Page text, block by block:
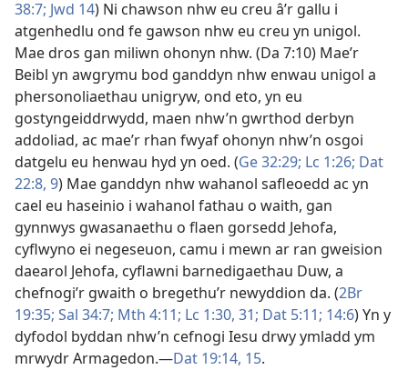
38:7; Jwd 14) Ni chawson nhw eu creu â’r gallu i
atgenhedlu ond fe gawson nhw eu creu yn unigol.
Mae dros gan miliwn ohonyn nhw. (Da 7:10) Mae’r
Beibl yn awgrymu bod ganddyn nhw enwau unigol a
phersonoliaethau unigryw, ond eto, yn eu
gostyngeiddrwydd, maen nhw’n gwrthod derbyn
addoliad, ac mae’r rhan fwyaf ohonyn nhw’n osgoi
datgelu eu henwau hyd yn oed. (Ge 32:29; Lc 1:26; Dat
22:8, 9) Mae ganddyn nhw wahanol safleoedd ac yn
cael eu haseinio i wahanol fathau o waith, gan
gynnwys gwasanaethu o flaen gorsedd Jehofa,
cyflwyno ei negeseuon, camu i mewn ar ran gweision
daearol Jehofa, cyflawni barnedigaethau Duw, a
chefnogi’r gwaith o bregethu’r newyddion da. (2Br
19:35; Sal 34:7; Mth 4:11; Lc 1:30, 31; Dat 5:11; 14:6) Yn y
dyfodol byddan nhw’n cefnogi Iesu drwy ymladd ym
mrwydr Armagedon.—Dat 19:14, 15.